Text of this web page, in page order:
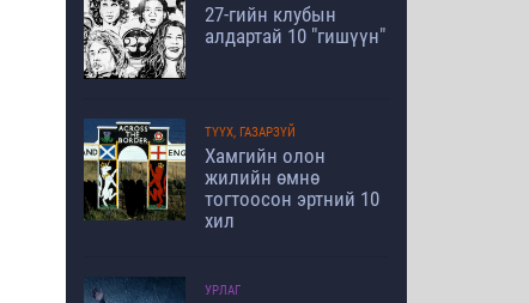
27-гийн клубын
алдартай 10 "гишүүн"
ТҮҮХ, ГАЗАРЗҮЙ
Хамгийн олон
жилийн өмнө
тогтоосон эртний 10
хил
УРЛАГ